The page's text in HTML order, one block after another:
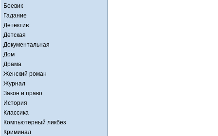
Боевик
Гадание
Детектив
Детская
Документальная
Дом
Драма
Женский роман
Журнал
Закон и право
История
Классика
Компьютерный ликбез
Криминал